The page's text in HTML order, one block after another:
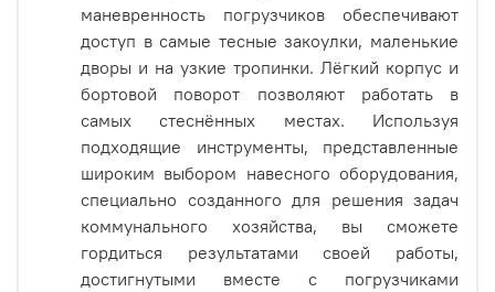
маневренность погрузчиков обеспечивают
доступ в самые тесные закоулки, маленькие
дворы и на узкие тропинки. Лёгкий корпус и
бортовой поворот позволяют работать в
самых стеснённых местах. Используя
подходящие инструменты, представленные
широким выбором навесного оборудования,
специально созданного для решения задач
коммунального хозяйства, вы сможете
гордиться результатами своей работы,
достигнутыми вместе с погрузчиками